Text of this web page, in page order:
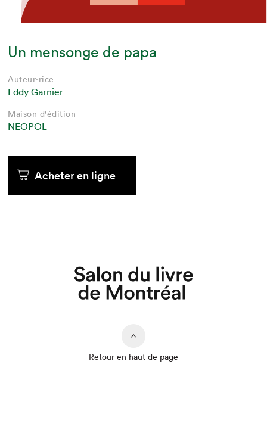
Un mensonge de papa
Auteur·rice
Eddy Garnier
Maison d'édition
NEOPOL
Acheter en ligne
Retour en haut de page